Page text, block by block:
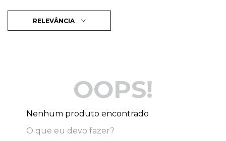
RELEVÂNCIA
OOPS!
Nenhum produto encontrado
O que eu devo fazer?